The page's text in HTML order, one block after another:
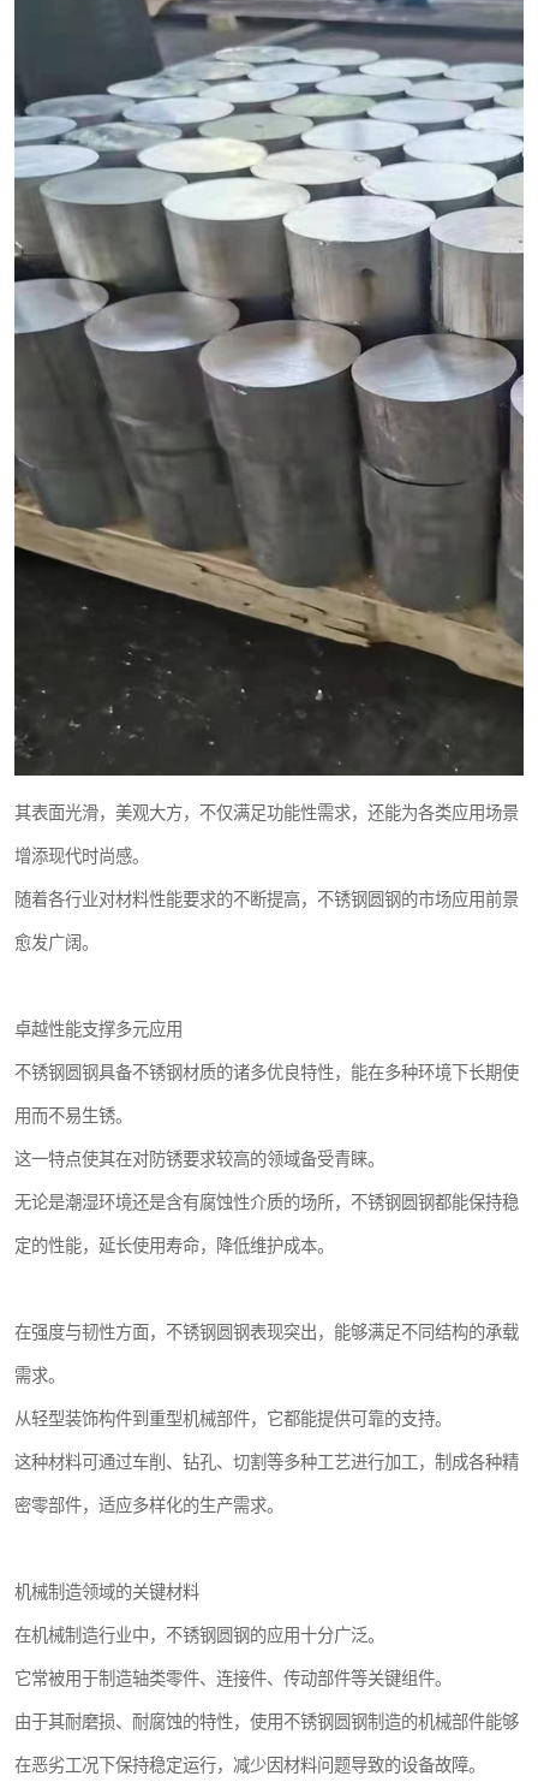
其表面光滑，美观大方，不仅满足功能性需求，还能为各类应用场景
增添现代时尚感。
随着各行业对材料性能要求的不断提高，不锈钢圆钢的市场应用前景
愈发广阔。
卓越性能支撑多元应用
不锈钢圆钢具备不锈钢材质的诸多优良特性，能在多种环境下长期使
用而不易生锈。
这一特点使其在对防锈要求较高的领域备受青睐。
无论是潮湿环境还是含有腐蚀性介质的场所，不锈钢圆钢都能保持稳
定的性能，延长使用寿命，降低维护成本。
在强度与韧性方面，不锈钢圆钢表现突出，能够满足不同结构的承载
需求。
从轻型装饰构件到重型机械部件，它都能提供可靠的支持。
这种材料可通过车削、钻孔、切割等多种工艺进行加工，制成各种精
密零部件，适应多样化的生产需求。
机械制造领域的关键材料
在机械制造行业中，不锈钢圆钢的应用十分广泛。
它常被用于制造轴类零件、连接件、传动部件等关键组件。
由于其耐磨损、耐腐蚀的特性，使用不锈钢圆钢制造的机械部件能够
在恶劣工况下保持稳定运行，减少因材料问题导致的设备故障。